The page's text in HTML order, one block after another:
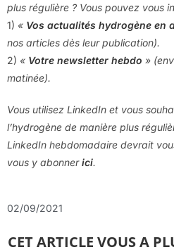
plus régulière ? Vous pouvez vous
1) « Vos actualités hydrogène en
nos articles dès leur publication).
2) « Votre newsletter hebdo »
matinée).
Vous utilisez LinkedIn et vous
l’hydrogène de manière plus
LinkedIn hebdomadaire devrait
vous y abonnerici.
02/09/2021
CET ARTICLE VOUS A